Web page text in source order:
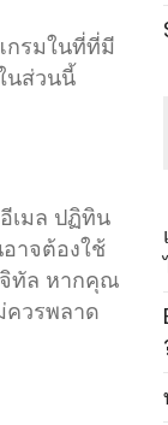
กรมในที่ที่มี
นส่วนนี้
เมล ปฏิทิน
าจต้องใช้
จิทัล หากคุณ
ควรพลาด